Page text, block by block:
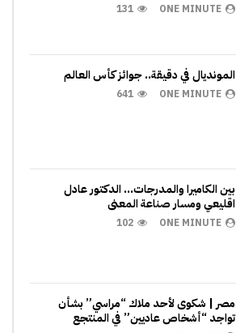
ONE MINUTE
131
المونديال في دقيقة.. جوائز كأس العالم
ONE MINUTE
641
بين الكاميرا والمدرجات… الدكتور عادل
اقليعي ومسار صناعة المعنى
ONE MINUTE
102
مصر | شكوى لأحد ملاك “مراسي” بشأن
تواجد “أشخاص عاديين” في المنتجع